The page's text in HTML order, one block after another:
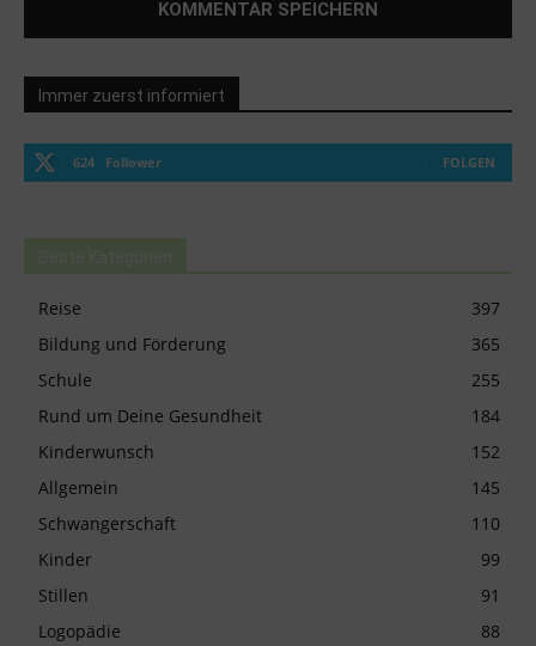
Immer zuerst informiert
624 Follower FOLGEN
Reise
397
Bildung und Förderung
365
Schule
255
Rund um Deine Gesundheit
184
Kinderwunsch
152
Allgemein
145
Schwangerschaft
110
Kinder
99
Stillen
91
Logopädie
88